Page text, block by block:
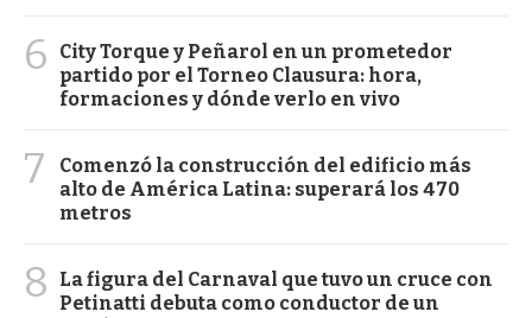
6
City Torque y Peñarol en un prometedor
partido por el Torneo Clausura: hora,
formaciones y dónde verlo en vivo
7
Comenzó la construcción del edificio más
alto de América Latina: superará los 470
metros
8
La figura del Carnaval que tuvo un cruce con
Petinatti debuta como conductor de un